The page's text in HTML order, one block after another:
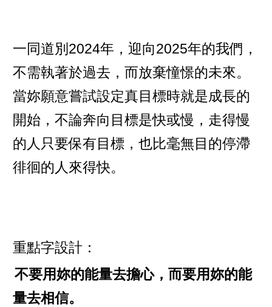
一同道別2024年，迎向2025年的我們，
不需執著於過去，而放棄憧憬的未來。
當妳願意嘗試設定真目標時就是成長的
開始，不論奔向目標是快或慢，走得慢
的人只要保有目標，也比毫無目的停滯
徘徊的人來得快。
重點字設計：
不要用妳的能量去擔心，而要用妳的能
量去相信。